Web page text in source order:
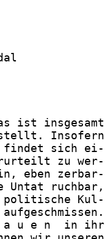
ist insgesamt
Insofern
sich ei-
zu wer-
eben zerbar-
Untat ruchbar,
Kul-
u e n  in ihr